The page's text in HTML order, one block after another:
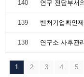
140 연구 전담부서
139
138 연구소 사후관
1 2 3 4 5